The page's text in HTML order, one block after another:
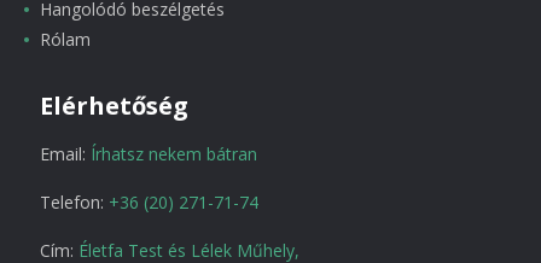
Hangolódó beszélgetés
Rólam
Elérhetőség
Email: Írhatsz nekem bátran
Telefon: +36 (20) 271-71-74
Cím: Életfa Test és Lélek Műhely,